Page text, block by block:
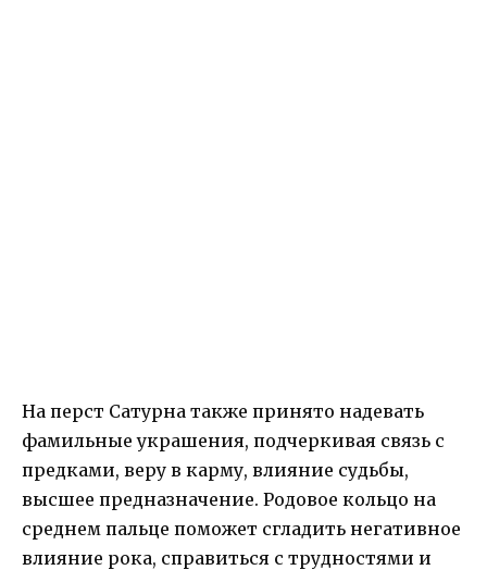
На перст Сатурна также принято надевать
фамильные украшения, подчеркивая связь с
предками, веру в карму, влияние судьбы,
высшее предназначение. Родовое кольцо на
среднем пальце поможет сгладить негативное
влияние рока, справиться с трудностями и